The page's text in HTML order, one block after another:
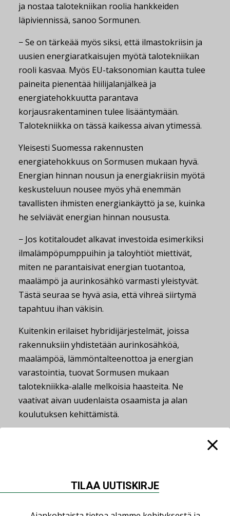
ja nostaa talotekniikan roolia hankkeiden
läpiviennissä, sanoo Sormunen.
− Se on tärkeää myös siksi, että ilmastokriisin ja
uusien energiaratkaisujen myötä talotekniikan
rooli kasvaa. Myös EU-taksonomian kautta tulee
paineita pienentää hiilijalanjälkeä ja
energiatehokkuutta parantava
korjausrakentaminen tulee lisääntymään.
Talotekniikka on tässä kaikessa aivan ytimessä.
Yleisesti Suomessa rakennusten
energiatehokkuus on Sormusen mukaan hyvä.
Energian hinnan nousun ja energiakriisin myötä
keskusteluun nousee myös yhä enemmän
tavallisten ihmisten energiankäyttö ja se, kuinka
he selviävät energian hinnan noususta.
− Jos kotitaloudet alkavat investoida esimerkiksi
ilmalämpöpumppuihin ja taloyhtiöt miettivät,
miten ne parantaisivat energian tuotantoa,
maalämpö ja aurinkosähkö varmasti yleistyvät.
Tästä seuraa se hyvä asia, että vihreä siirtymä
tapahtuu ihan väkisin.
Kuitenkin erilaiset hybridijärjestelmät, joissa
rakennuksiin yhdistetään aurinkosähköä,
maalämpöä, lämmöntalteenottoa ja energian
varastointia, tuovat Sormusen mukaan
talotekniikka-alalle melkoisia haasteita. Ne
vaativat aivan uudenlaista osaamista ja alan
koulutuksen kehittämistä.
suunnittelijan ammattitaitoa, Sormunen sanoo.
TILAA UUTISKIRJE